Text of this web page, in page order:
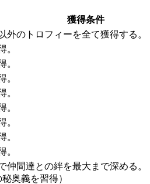
獲得条件
外のトロフィーを全て獲得する。
。
。
。
。
。
。
。
。
仲間達との絆を最大まで深める。
奥義を習得）